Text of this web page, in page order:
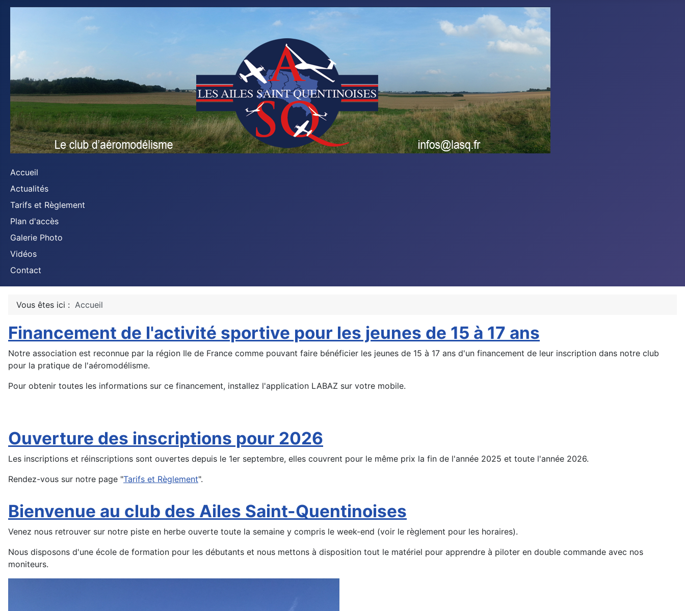
Accueil
Actualités
Tarifs et Règlement
Plan d'accès
Galerie Photo
Vidéos
Contact
Vous êtes ici : Accueil
Financement de l'activité sportive pour les jeunes de 15 à 17 ans
Notre association est reconnue par la région Ile de France comme pouvant faire bénéficier les jeunes de 15 à 17 ans d'un financement de leur inscription dans notre club
pour la pratique de l'aéromodélisme.
Pour obtenir toutes les informations sur ce financement, installez l'application LABAZ sur votre mobile.
Ouverture des inscriptions pour 2026
Les inscriptions et réinscriptions sont ouvertes depuis le 1er septembre, elles couvrent pour le même prix la fin de l'année 2025 et toute l'année 2026.
Rendez-vous sur notre page "Tarifs et Règlement".
Bienvenue au club des Ailes Saint-Quentinoises
Venez nous retrouver sur notre piste en herbe ouverte toute la semaine y compris le week-end (voir le règlement pour les horaires).
Nous disposons d'une école de formation pour les débutants et nous mettons à disposition tout le matériel pour apprendre à piloter en double commande avec nos
moniteurs.